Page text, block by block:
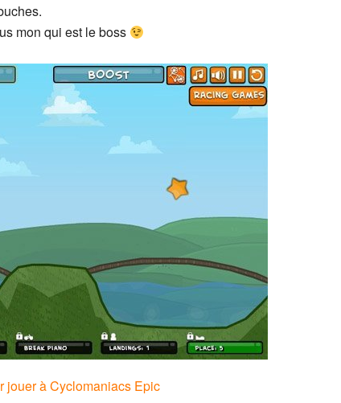
mon qui est le boss
jouer à Cyclomaniacs Epic